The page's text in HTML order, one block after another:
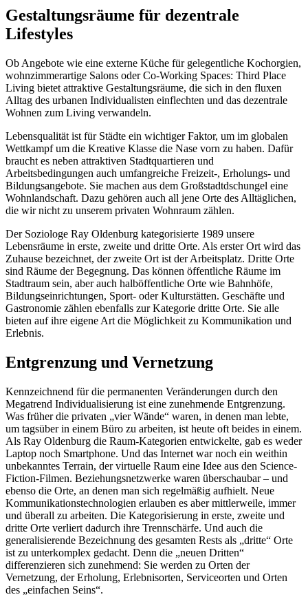
Gestaltungsräume für dezentrale
Lifestyles
Ob Angebote wie eine externe Küche für gelegentliche Kochorgien,
wohnzimmerartige Salons oder Co-Working Spaces: Third Place
Living bietet attraktive Gestaltungsräume, die sich in den fluxen
Alltag des urbanen Individualisten einflechten und das dezentrale
Wohnen zum Living verwandeln.
Lebensqualität ist für Städte ein wichtiger Faktor, um im globalen
Wettkampf um die Kreative Klasse die Nase vorn zu haben. Dafür
braucht es neben attraktiven Stadtquartieren und
Arbeitsbedingungen auch umfangreiche Freizeit-, Erholungs- und
Bildungsangebote. Sie machen aus dem Großstadtdschungel eine
Wohnlandschaft. Dazu gehören auch all jene Orte des Alltäglichen,
die wir nicht zu unserem privaten Wohnraum zählen.
Der Soziologe Ray Oldenburg kategorisierte 1989 unsere
Lebensräume in erste, zweite und dritte Orte. Als erster Ort wird das
Zuhause bezeichnet, der zweite Ort ist der Arbeitsplatz. Dritte Orte
sind Räume der Begegnung. Das können öffentliche Räume im
Stadtraum sein, aber auch halböffentliche Orte wie Bahnhöfe,
Bildungseinrichtungen, Sport- oder Kulturstätten. Geschäfte und
Gastronomie zählen ebenfalls zur Kategorie dritte Orte. Sie alle
bieten auf ihre eigene Art die Möglichkeit zu Kommunikation und
Erlebnis.
Entgrenzung und Vernetzung
Kennzeichnend für die permanenten Veränderungen durch den
Megatrend Individualisierung ist eine zunehmende Entgrenzung.
Was früher die privaten „vier Wände“ waren, in denen man lebte,
um tagsüber in einem Büro zu arbeiten, ist heute oft beides in einem.
Als Ray Oldenburg die Raum-Kategorien entwickelte, gab es weder
Laptop noch Smartphone. Und das Internet war noch ein weithin
unbekanntes Terrain, der virtuelle Raum eine Idee aus den Science-
Fiction-Filmen. Beziehungsnetzwerke waren überschaubar – und
ebenso die Orte, an denen man sich regelmäßig aufhielt. Neue
Kommunikationstechnologien erlauben es aber mittlerweile, immer
und überall zu arbeiten. Die Kategorisierung in erste, zweite und
dritte Orte verliert dadurch ihre Trennschärfe. Und auch die
generalisierende Bezeichnung des gesamten Rests als „dritte“ Orte
ist zu unterkomplex gedacht. Denn die „neuen Dritten“
differenzieren sich zunehmend: Sie werden zu Orten der
Vernetzung, der Erholung, Erlebnisorten, Serviceorten und Orten
des „einfachen Seins“.